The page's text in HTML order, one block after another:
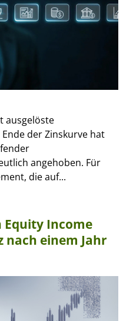
ausgelöste
der Zinskurve hat
angehoben. Für
die auf...
Equity Income
nach einem Jahr